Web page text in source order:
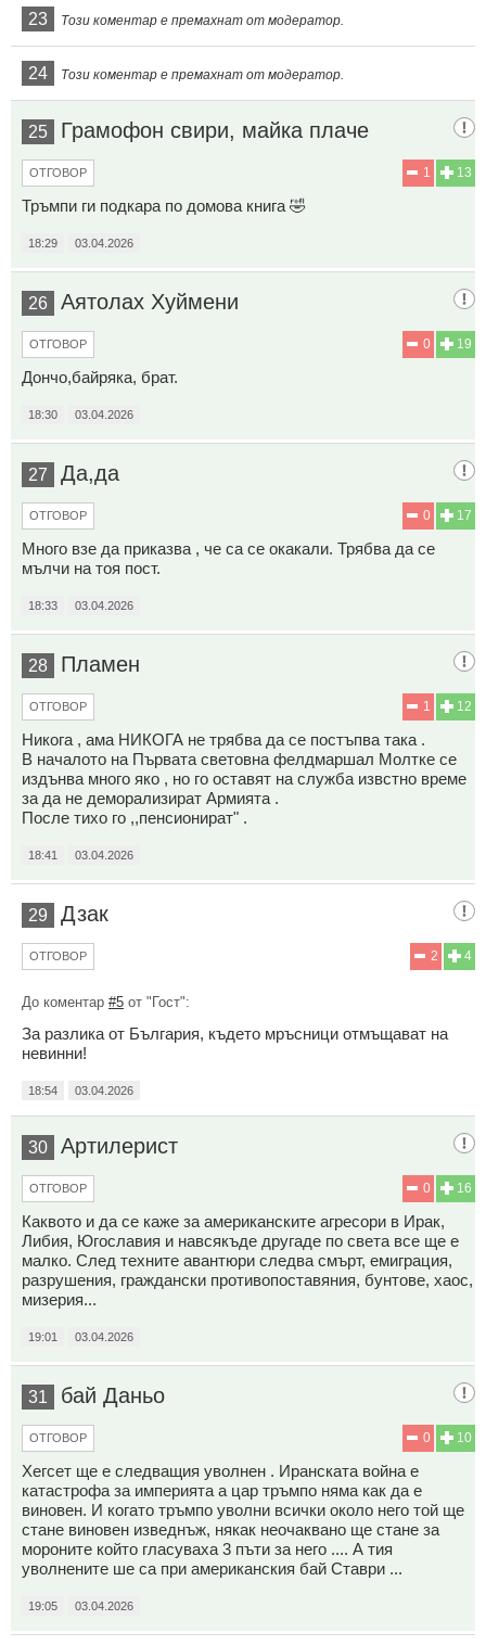
23 Този коментар е премахнат от модератор.
24 Този коментар е премахнат от модератор.
25 Грамофон свири, майка плаче
13
1
ОТГОВОР
Тръмпи ги подкара по домова книга 🤣
18:29 03.04.2026
26 Аятолах Хуймени
19
0
ОТГОВОР
Дончо,байряка, брат.
18:30 03.04.2026
27 Да,да
17
0
ОТГОВОР
Много взе да приказва , че са се окакали. Трябва да се
мълчи на тоя пост.
18:33 03.04.2026
28 Пламен
12
1
ОТГОВОР
Никога , ама НИКОГА не трябва да се постъпва така .
В началото на Първата световна фелдмаршал Молтке се
издънва много яко , но го оставят на служба извстно време
за да не деморализират Армията .
После тихо го ,,пенсионират" .
18:41 03.04.2026
29 Дзак
4
2
ОТГОВОР
До коментар #5 от "Гост":
За разлика от България, където мръсници отмъщават на
невинни!
18:54 03.04.2026
30 Артилерист
16
0
ОТГОВОР
Каквото и да се каже за американските агресори в Ирак,
Либия, Югославия и навсякъде другаде по света все ще е
малко. След техните авантюри следва смърт, емиграция,
разрушения, граждански противопоставяния, бунтове, хаос,
мизерия...
19:01 03.04.2026
31 бай Даньо
10
0
ОТГОВОР
Хегсет ще е следващия уволнен . Иранската война е
катастрофа за империята а цар тръмпо няма как да е
виновен. И когато тръмпо уволни всички около него той ще
стане виновен изведнъж, някак неочаквано ще стане за
мороните който гласуваха 3 пъти за него .... А тия
уволнените ше са при американския бай Ставри ...
19:05 03.04.2026